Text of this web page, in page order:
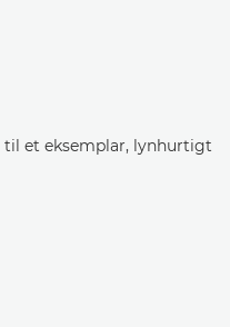
et eksemplar, lynhurtigt